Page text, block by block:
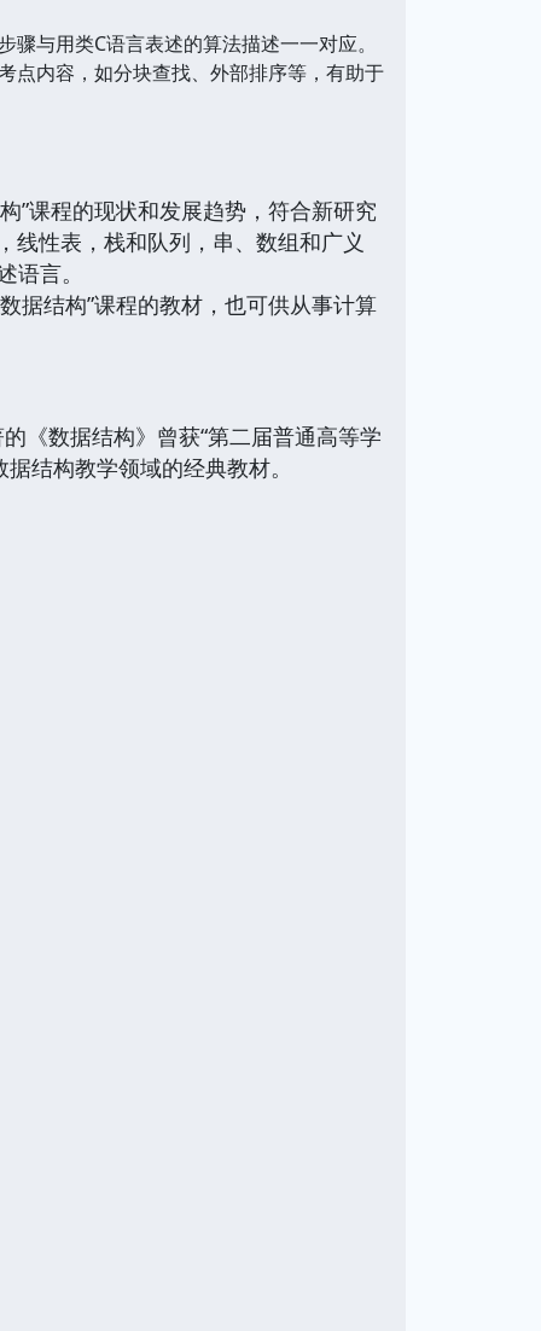
与用类C语言表述的算法描述一一对应。
内容，如分块查找、外部排序等，有助于
”课程的现状和发展趋势，符合新研究
线性表，栈和队列，串、数组和广义
言。
据结构”课程的教材，也可供从事计算
《数据结构》曾获“第二届普通高等学
结构教学领域的经典教材。